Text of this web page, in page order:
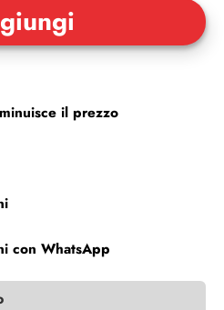
il prezzo
con WhatsApp